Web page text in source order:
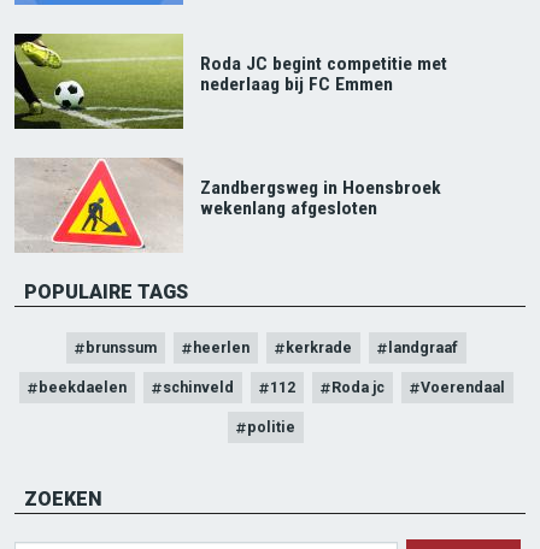
Roda JC begint competitie met
nederlaag bij FC Emmen
Zandbergsweg in Hoensbroek
wekenlang afgesloten
POPULAIRE TAGS
brunssum heerlen kerkrade landgraaf
beekdaelen schinveld 112 Roda jc Voerendaal
politie
ZOEKEN